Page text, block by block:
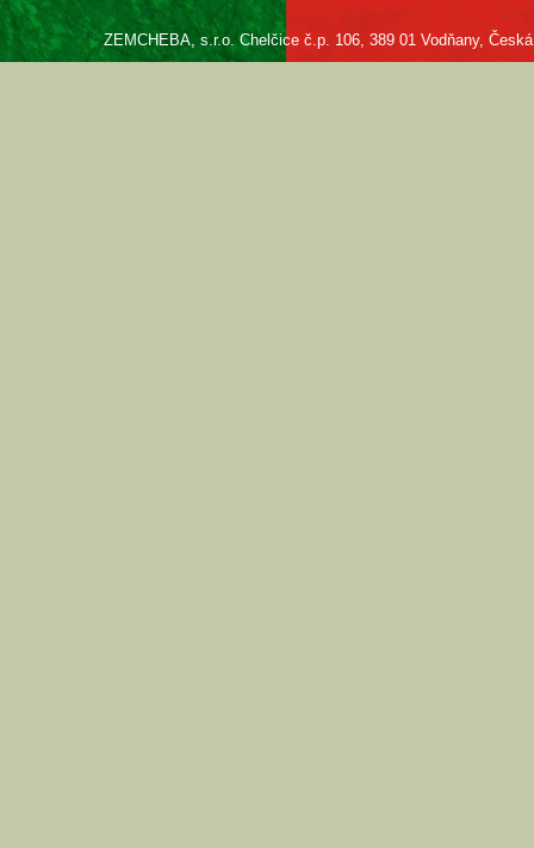
ZEMCHEBA, s.r.o. Chelčice č.p. 106, 389 01 Vodňany,